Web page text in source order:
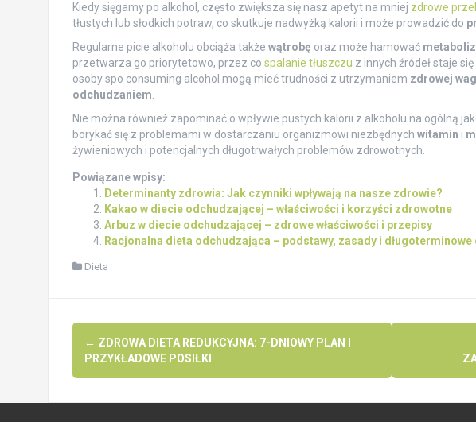
Kiedy sięgamy po alkohol, często zwiększa się nasz apetyt na mniej zdrowe
tłustych lub słodkich potraw, co skutkuje nadwyżką kalorii i może prowadzić do
Regularne picie alkoholu obciąża także wątrobę oraz może hamować
przetwarza go priorytetowo, przez co spalanie tłuszczu z innych źródeł staje
osoby spo consuming alcohol mogą mieć trudności z utrzymaniem zdrowej
odchudzaniem.
Nie można również zapominać o wpływie pustych kalorii z alkoholu na ogólną
borykać się z problemami w dostarczaniu organizmowi niezbędnych witamin i
żywieniowych i potencjalnych długotrwałych problemów zdrowotnych.
Powiązane wpisy:
Determinanty zdrowia: Jak czynniki wpływają na nasze zdrowie?
Kakao w diecie odchudzającej – właściwości i korzyści zdrowotne
Arbuz w diecie odchudzającej – zdrowe właściwości i przepisy
Racjonalna dieta odchudzająca – podstawy, zasady i długoterminowe
Dieta
Post
navigation
← ZDROWA DIETA REDUKCYJNA: 7-DNIOWY PLAN I
PRZYKŁADOWE POSIŁKI